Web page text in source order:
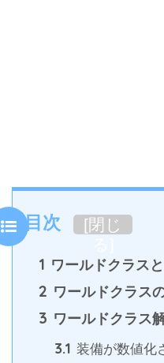
目次 [閉じ
1 ワールドクラス
2 ワールドクラス
3 ワールドクラス
3.1 装備が数値化